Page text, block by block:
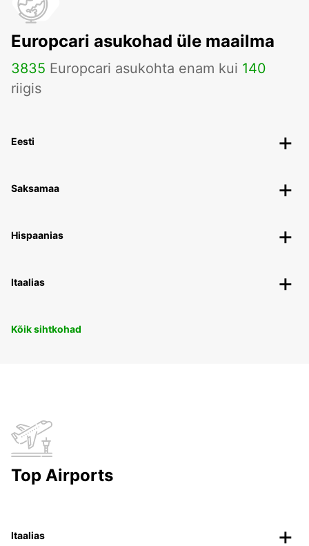
Europcari asukohad üle maailma
3835 Europcari asukohta enam kui 140
riigis
Eesti
Saksamaa
Hispaanias
Itaalias
Kõik sihtkohad
Top Airports
Itaalias